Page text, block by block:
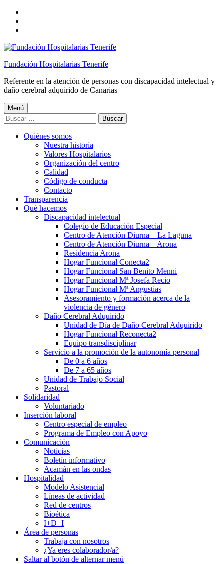
principal
principal
pie
página
Fundación Hospitalarias Tenerife
Referente en la atención de personas con discapacidad intelectual y
daño cerebral adquirido de Canarias
Menú
Buscar:
Quiénes somos
Nuestra historia
Valores Hospitalarios
Organización del centro
Calidad
Código de conducta
Contacto
Transparencia
Qué hacemos
Discapacidad intelectual
Colegio de Educación Especial
Centro de Atención Diurna – La Laguna
Centro de Atención Diurna – Arona
Residencia Arona
Hogar Funcional Conecta2
Hogar Funcional San Benito Menni
Hogar Funcional Mª Josefa Recio
Hogar Funcional Mª Angustias
Asesoramiento y formación acerca de la
violencia de género
Daño Cerebral Adquirido
Unidad de Día de Daño Cerebral Adquirido
Hogar Funcional Reconecta2
Equipo transdisciplinar
Servicio a la promoción de la autonomía personal
De 0 a 6 años
De 7 a 65 años
Unidad de Trabajo Social
Pastoral
Solidaridad
Voluntariado
Inserción laboral
Centro especial de empleo
Programa de Empleo con Apoyo
Comunicación
Noticias
Boletín informativo
Acamán en las ondas
Hospitalidad
Modelo Asistencial
Líneas de actividad
Red de centros
Bioética
I+D+I
Área de personas
Trabaja con nosotros
¿Ya eres colaborador/a?
Saltar al botón de alternar menú